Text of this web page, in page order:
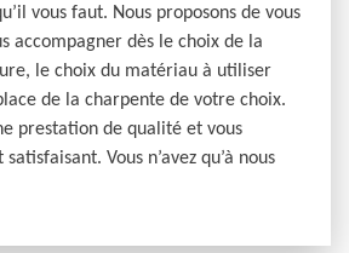
vous faut. Nous proposons de vous
accompagner dès le choix de la
le choix du matériau à utiliser
de la charpente de votre choix.
prestation de qualité et vous
Vous n’avez qu’à nous